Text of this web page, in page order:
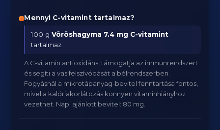
Mennyi C-vitamint tartalmaz?
100 gVöröshagyma 7.4 mg C-vitamint
tartalmaz.
A C-vitamin antioxidáns, támogatja az immunrendszert
és segíti a vas felszívódását a bélrendszerben.
Fogyásnál a mikrotápanyag-bevitel fenntartása fontos,
mivel a kalóriakorlátozás könnyen vitaminhiányhoz
vezethet. Napi ajánlott bevitel: 80 mg.